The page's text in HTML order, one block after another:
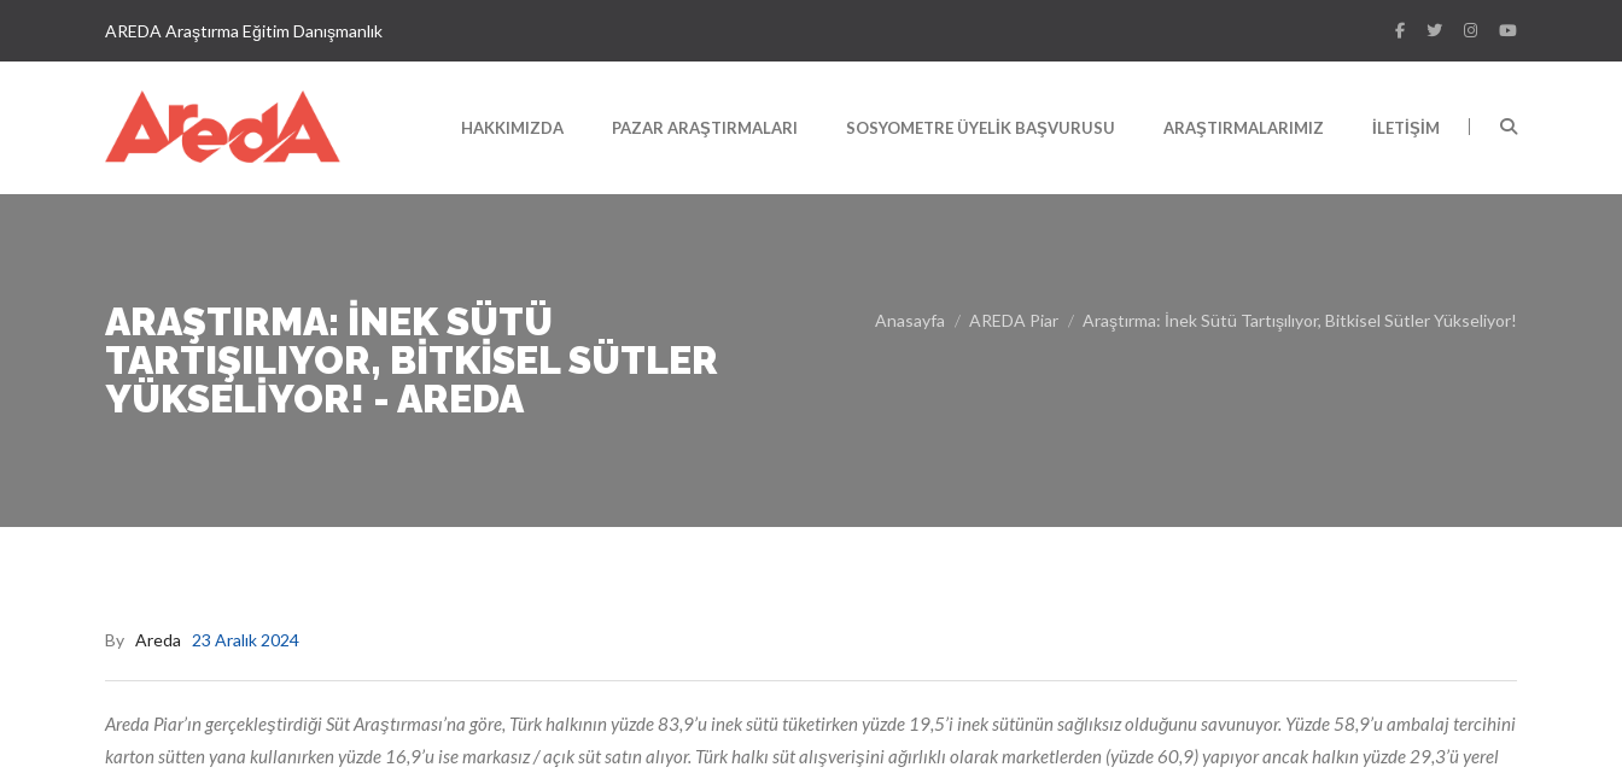
AREDA Araştırma Eğitim Danışmanlık
HAKKIMIZDA PAZAR ARAŞTIRMALARI SOSYOMETRE ÜYELIK BAŞVURUSU ARAŞTIRMALARIMIZ İLETIŞIM
ARAŞTIRMA: İNEK SÜTÜ
TARTIŞILIYOR, BITKISEL SÜTLER
YÜKSELIYOR! - AREDA
Anasayfa AREDA Piar Araştırma: İnek Sütü Tartışılıyor, Bitkisel Sütler Yükseliyor!
By Areda 23 Aralık 2024
Areda Piar’ın gerçekleştirdiği Süt Araştırması’na göre, Türk halkının yüzde 83,9’u inek sütü tüketirken yüzde 19,5’i inek sütünün sağlıksız olduğunu savunuyor. Yüzde 58,9’u ambalaj tercihini
karton sütten yana kullanırken yüzde 16,9’u ise markasız / açık süt satın alıyor. Türk halkı süt alışverişini ağırlıklı olarak marketlerden (yüzde 60,9) yapıyor ancak halkın yüzde 29,3’ü yerel